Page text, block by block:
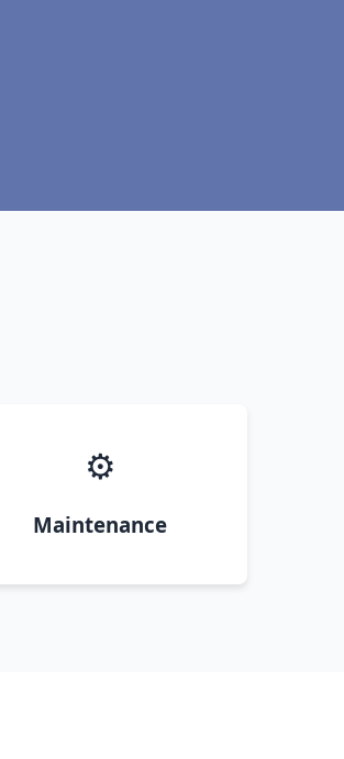
⚙️
Maintenance